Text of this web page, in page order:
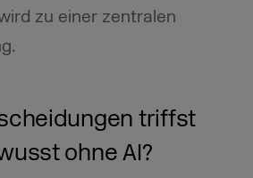
zu einer zentralen
triffst
ohne AI?